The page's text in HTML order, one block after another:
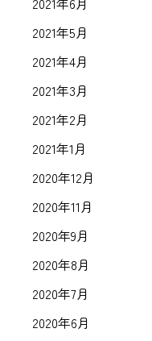
2021年5月
2021年4月
2021年3月
2021年2月
2021年1月
2020年12月
2020年11月
2020年9月
2020年8月
2020年7月
2020年6月